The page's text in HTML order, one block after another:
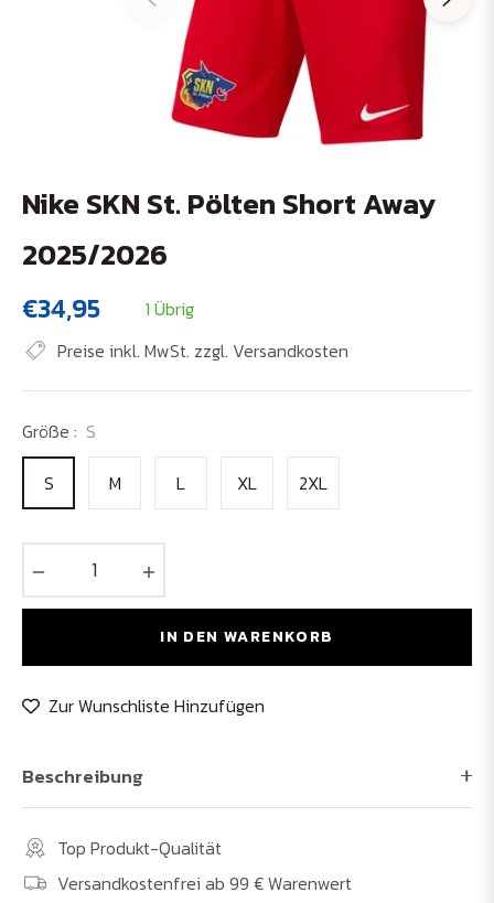
Nike SKN St. Pölten Short Away
2025/2026
Normaler
Preis
€34,95
1 Übrig
Preise inkl. MwSt. zzgl. Versandkosten
Größe : S
S
M L XL 2XL
IN DEN WARENKORB
Zur Wunschliste Hinzufügen
Beschreibung
Top Produkt-Qualität
Versandkostenfrei ab 99 € Warenwert